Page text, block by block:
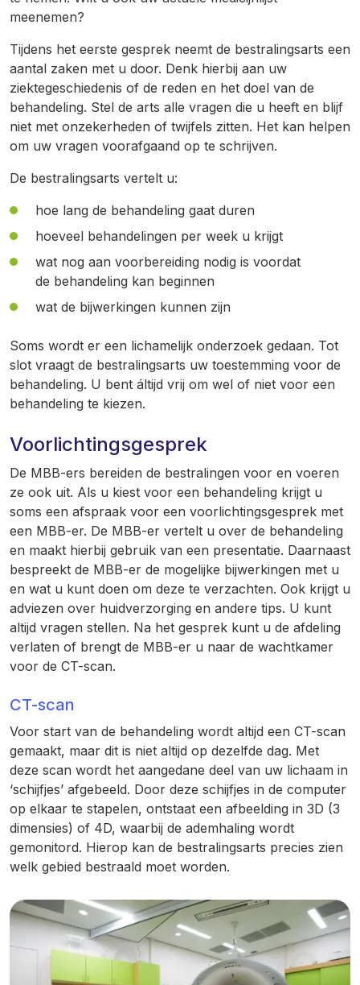
meenemen?
Tijdens het eerste gesprek neemt de bestralingsarts een
aantal zaken met u door. Denk hierbij aan uw
ziektegeschiedenis of de reden en het doel van de
behandeling. Stel de arts alle vragen die u heeft en blijf
niet met onzekerheden of twijfels zitten. Het kan helpen
om uw vragen voorafgaand op te schrijven.
De bestralingsarts vertelt u:
hoe lang de behandeling gaat duren
hoeveel behandelingen per week u krijgt
wat nog aan voorbereiding nodig is voordat
de behandeling kan beginnen
wat de bijwerkingen kunnen zijn
Soms wordt er een lichamelijk onderzoek gedaan. Tot
slot vraagt de bestralingsarts uw toestemming voor de
behandeling. U bent áltijd vrij om wel of niet voor een
behandeling te kiezen.
Voorlichtingsgesprek
De MBB-ers bereiden de bestralingen voor en voeren
ze ook uit. Als u kiest voor een behandeling krijgt u
soms een afspraak voor een voorlichtingsgesprek met
een MBB-er. De MBB-er vertelt u over de behandeling
en maakt hierbij gebruik van een presentatie. Daarnaast
bespreekt de MBB-er de mogelijke bijwerkingen met u
en wat u kunt doen om deze te verzachten. Ook krijgt u
adviezen over huidverzorging en andere tips. U kunt
altijd vragen stellen. Na het gesprek kunt u de afdeling
verlaten of brengt de MBB-er u naar de wachtkamer
voor de CT-scan.
CT-scan
Voor start van de behandeling wordt altijd een CT-scan
gemaakt, maar dit is niet altijd op dezelfde dag. Met
deze scan wordt het aangedane deel van uw lichaam in
‘schijfjes’ afgebeeld. Door deze schijfjes in de computer
op elkaar te stapelen, ontstaat een afbeelding in 3D (3
dimensies) of 4D, waarbij de ademhaling wordt
gemonitord. Hierop kan de bestralingsarts precies zien
welk gebied bestraald moet worden.